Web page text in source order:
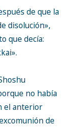
de que la
disolución»,
que decía:
no había
el anterior
de